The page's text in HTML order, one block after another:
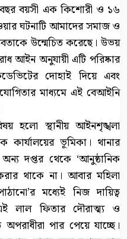
বছর বয়সী এক কিশোরী ও ১৬
ঘটনাটি আমাদের সমাজ ও
উন্মেচিত করেছে। উভয়
আইন অনুযায়ী এটি পরিষ্কার
দোহাই দিয়ে এবং
মাধ্যমে এই বেআইনি
হলো স্থানীয় আইনশৃঙ্খলা
কার্যালয়ের ভূমিকা। থানার
দপ্তর থেকে ‘আনুষ্ঠানিক
থাকে না। আবার মহিলা
মধ্যেই নিজ দায়িত্ব
লাল ফিতার দৌরাত্ম্য ও
পার পেয়ে যাচ্ছে।